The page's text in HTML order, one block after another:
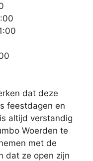
dat deze
feestdagen en
altijd verstandig
Woerden te
met de
dat ze open zijn